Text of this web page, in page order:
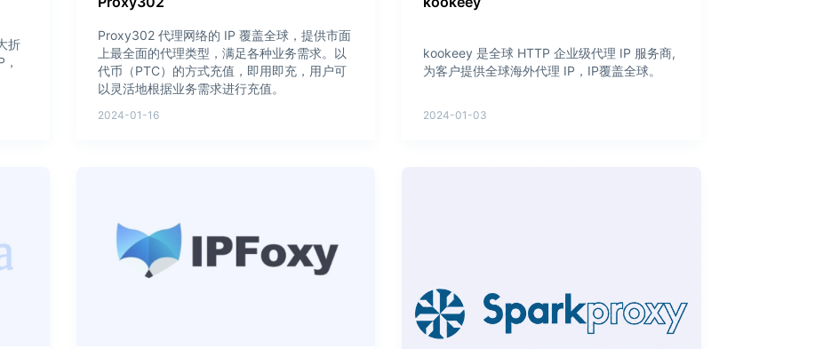
折
Proxy302 代理网络的 IP 覆盖全球，提供市面
上最全面的代理类型，满足各种业务需求。以
代币（PTC）的方式充值，即用即充，用户可
以灵活地根据业务需求进行充值。
2024-01-16
kookeey 是全球 HTTP 企业级代理 IP 服务商,
为客户提供全球海外代理 IP，IP覆盖全球。
2024-01-03